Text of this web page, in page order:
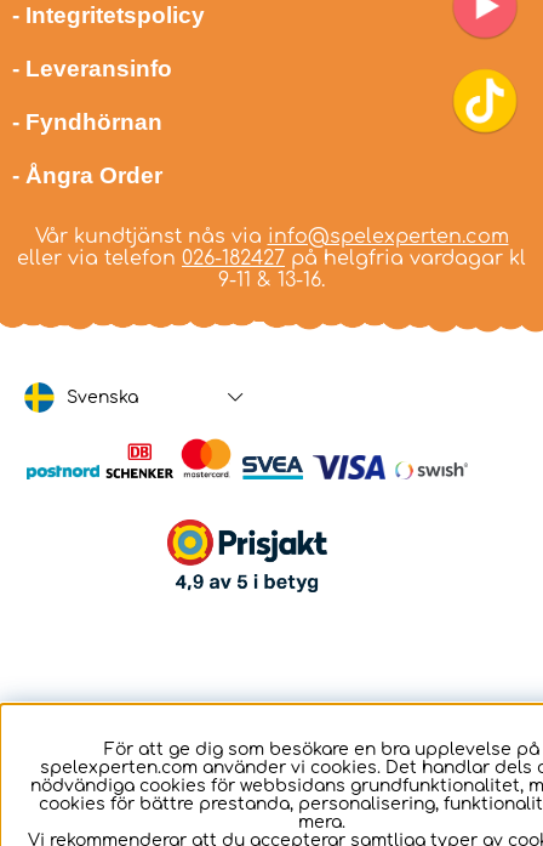
- Integritetspolicy
- Leveransinfo
- Fyndhörnan
- Ångra Order
Vår kundtjänst nås via info@spelexperten.com
eller via telefon 026-182427 på helgfria vardagar kl
9-11 & 13-16.
Svenska
För att ge dig som besökare en bra upplevelse på
spelexperten.com använder vi cookies. Det handlar dels
nödvändiga cookies för webbsidans grundfunktionalitet,
cookies för bättre prestanda, personalisering,
mera.
Vi rekommenderar att du accepterar samtliga typer av